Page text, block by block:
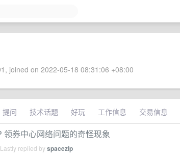
joined on 2022-05-18 08:31:06 +08:00
提问 技术话题 好玩 工作信息 交易信息
券中心网络问题的奇怪现象
replied byspacezip